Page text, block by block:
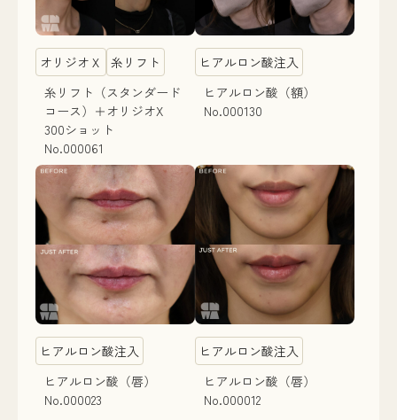
オリジオＸ
糸リフト
糸リフト（スタンダード
コース）＋オリジオX
300ショット
No.000061
ヒアルロン酸注入
ヒアルロン酸（額）
No.000130
ヒアルロン酸注入
ヒアルロン酸（唇）
No.000023
ヒアルロン酸注入
ヒアルロン酸（唇）
No.000012